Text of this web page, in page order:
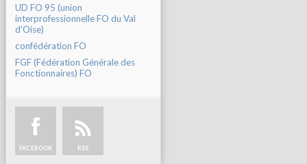
UD FO 95 (union
interprofessionnelle FO du Val
d'Oise)
confédération FO
FGF (Fédération Générale des
Fonctionnaires) FO
FACEBOOK RSS